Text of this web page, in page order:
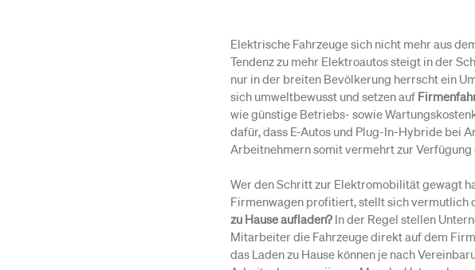
Elektrische Fahrzeuge sich nicht mehr aus
Tendenz zu mehr Elektroautos steigt in der
nur in der breiten Bevölkerung herrscht ein
sich umweltbewusst und setzen auf
wie günstige Betriebs- sowie
dafür, dass E-Autos und Plug-In-Hybride bei
Arbeitnehmern somit vermehrt zur
Wer den Schritt zur Elektromobilität gewagt
Firmenwagen profitiert, stellt sich vermutlich
zu Hause aufladen? In der Regel stellen
Mitarbeiter die Fahrzeuge direkt auf dem
das Laden zu Hause können je nach